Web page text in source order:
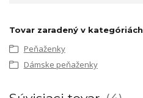
Tovar zaradený v kategóriách
Peňaženky
Dámske peňaženky